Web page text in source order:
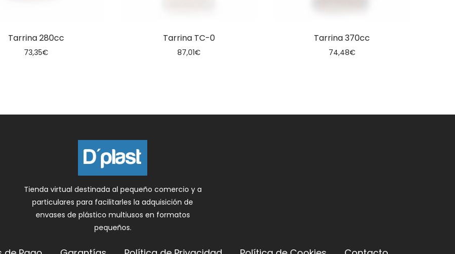
Tarrina 280cc
73,35€
Tarrina TC-0
87,01€
Tarrina 370cc
74,48€
Tienda virtual destinada al pequeño comercio y a
particulares para facilitarles la adquisición de
envases de plástico multiusos en formatos
pequeños.